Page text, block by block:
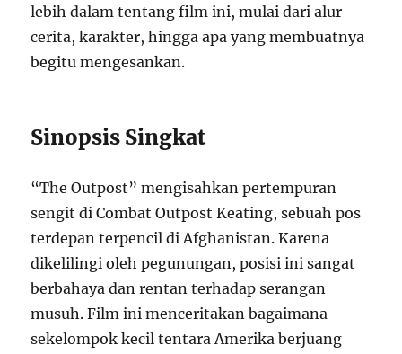
lebih dalam tentang film ini, mulai dari alur
cerita, karakter, hingga apa yang membuatnya
begitu mengesankan.
Sinopsis Singkat
“The Outpost” mengisahkan pertempuran
sengit di Combat Outpost Keating, sebuah pos
terdepan terpencil di Afghanistan. Karena
dikelilingi oleh pegunungan, posisi ini sangat
berbahaya dan rentan terhadap serangan
musuh. Film ini menceritakan bagaimana
sekelompok kecil tentara Amerika berjuang